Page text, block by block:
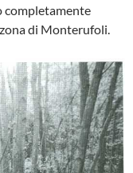
completamente
di Monterufoli.